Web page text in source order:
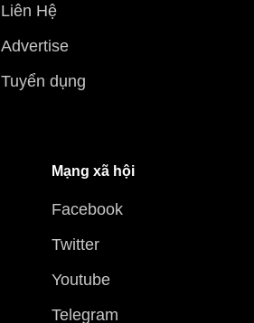
Liên Hệ
Advertise
Tuyển dụng
Mạng xã hội
Facebook
Twitter
Youtube
Telegram